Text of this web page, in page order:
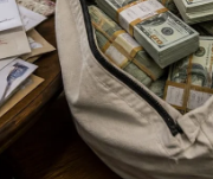
perjalanan
itu
dijadikan
hidup dia dan
Kadi Daerah Batu